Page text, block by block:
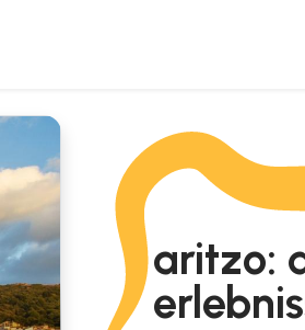
aritzo: